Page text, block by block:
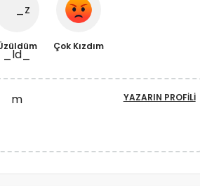
Çok Kızdım
YAZARIN PROFILI